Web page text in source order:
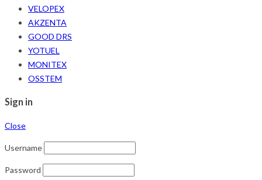
VELOPEX
AKZENTA
GOOD DRS
YOTUEL
MONITEX
OSSTEM
Sign in
Close
Username
Password